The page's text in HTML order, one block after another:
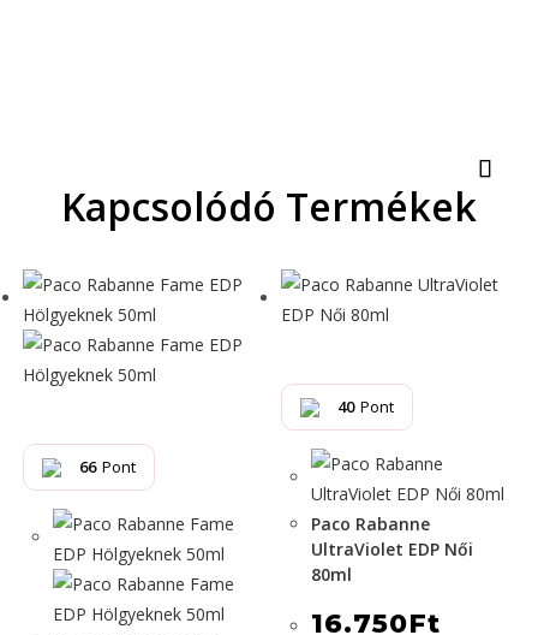
Kapcsolódó Termékek
66 Pont
40 Pont
Paco Rabanne
UltraViolet EDP Női
80ml
16.750Ft